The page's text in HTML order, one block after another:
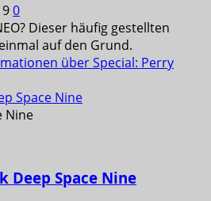
0
Dieser häufig gestellten
auf den Grund.
über Special: Perry
Space Nine
Deep Space Nine